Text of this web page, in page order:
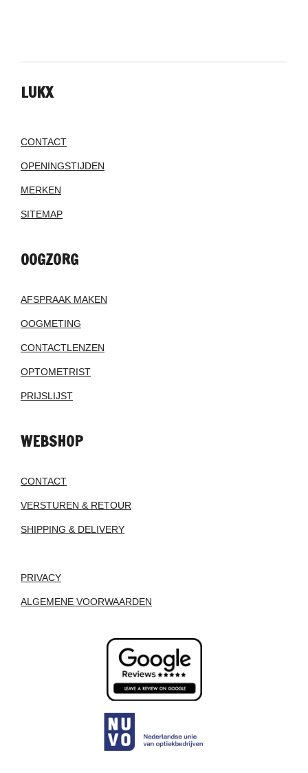
LUKX
CONTACT
OPENINGSTIJDEN
MERKEN
SITEMAP
OOGZORG
AFSPRAAK MAKEN
OOGMETING
CONTACTLENZEN
OPTOMETRIST
PRIJSLIJST
WEBSHOP
CONTACT
VERSTUREN & RETOUR
SHIPPING & DELIVERY
PRIVACY
ALGEMENE VOORWAARDEN